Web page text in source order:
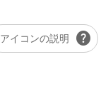
アイコンの説明 help